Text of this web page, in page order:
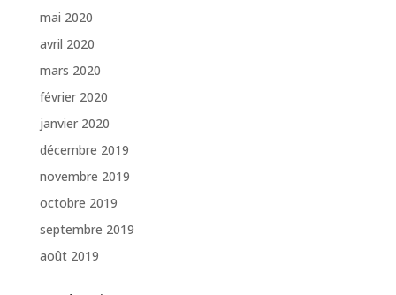
mai 2020
avril 2020
mars 2020
février 2020
janvier 2020
décembre 2019
novembre 2019
octobre 2019
septembre 2019
août 2019